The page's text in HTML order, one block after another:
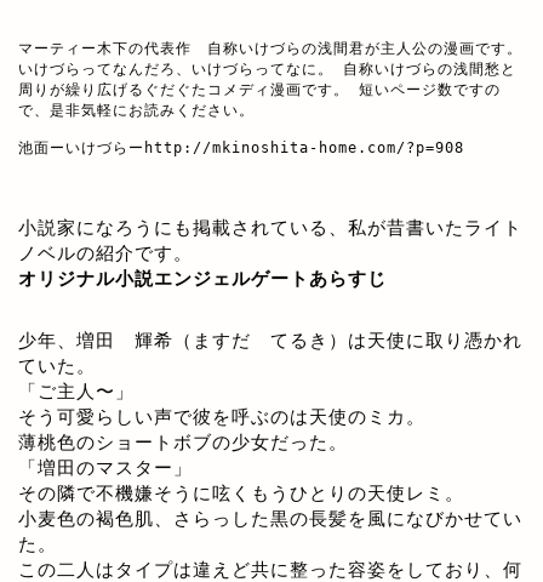
マーティー木下の代表作　自称いけづらの浅間君が主人公の漫画です。
いけづらってなんだろ、いけづらってなに。 自称いけづらの浅間愁と
周りが繰り広げるぐだぐたコメディ漫画です。 短いページ数ですの
で、是非気軽にお読みください。
池面ーいけづらー http://mkinoshita-home.com/?p=908
小説家になろうにも掲載されている、私が昔書いたライト
ノベルの紹介です。
オリジナル小説エンジェルゲートあらすじ
少年、増田 輝希（ますだ てるき）は天使に取り憑かれ
ていた。
「ご主人〜」
そう可愛らしい声で彼を呼ぶのは天使のミカ。
薄桃色のショートボブの少女だった。
「増田のマスター」
その隣で不機嫌そうに呟くもうひとりの天使レミ。
小麦色の褐色肌、さらっした黒の長髪を風になびかせてい
た。
この二人はタイプは違えど共に整った容姿をしており、何